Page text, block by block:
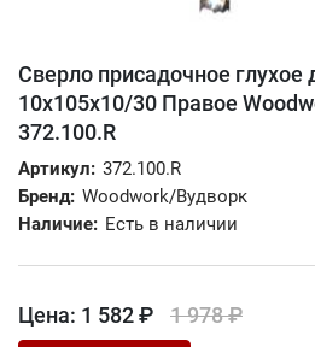
Сверло присадочное
10х105х10/30 Правое
372.100.R
Артикул: 372.100.R
Бренд: Woodwork/Вудворк
Наличие: Есть в наличии
Цена: 1 582 ₽ 1 978 ₽